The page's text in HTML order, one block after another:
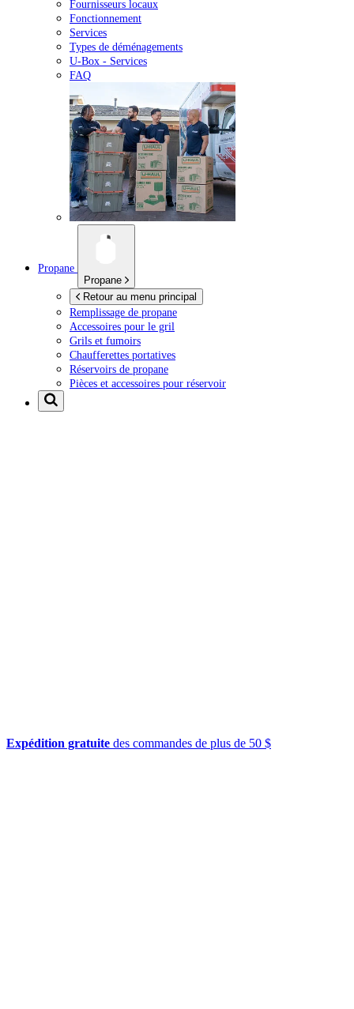
Fournisseurs locaux
Fonctionnement
Services
Types de déménagements
U-Box - Services
FAQ
Propane
Propane
Retour au menu principal
Remplissage de propane
Accessoires pour le gril
Grils et fumoirs
Chaufferettes portatives
Réservoirs de propane
Pièces et accessoires pour réservoir
Expédition gratuite des commandes de plus de 50 $